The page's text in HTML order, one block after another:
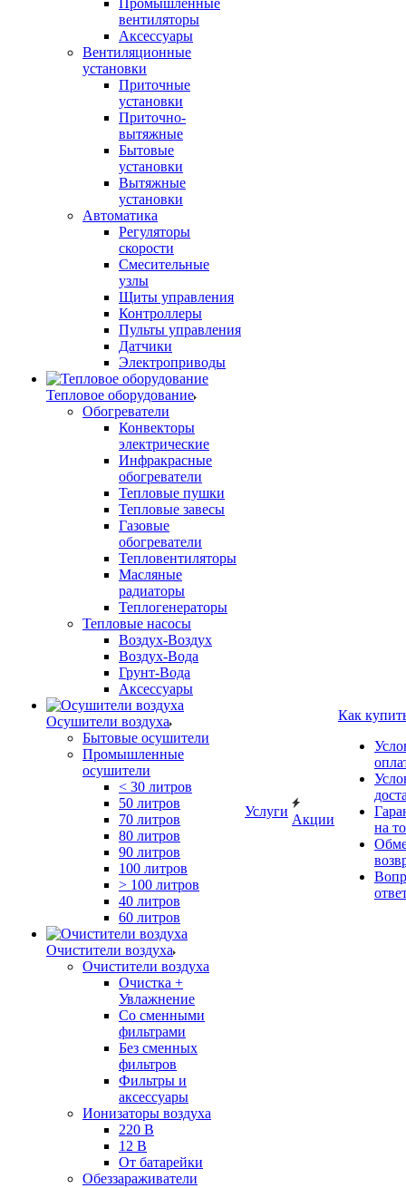
Промышленные
вентиляторы
Аксессуары
Вентиляционные
установки
Приточные
установки
Приточно-
вытяжные
Бытовые
установки
Вытяжные
установки
Автоматика
Регуляторы
скорости
Смесительные
узлы
Щиты управления
Контроллеры
Пульты управления
Датчики
Электроприводы
Тепловое оборудование
Обогреватели
Конвекторы
электрические
Инфракрасные
обогреватели
Тепловые пушки
Тепловые завесы
Газовые
обогреватели
Тепловентиляторы
Масляные
радиаторы
Теплогенераторы
Тепловые насосы
Воздух-Воздух
Воздух-Вода
Грунт-Вода
Аксессуары
Осушители воздуха
Бытовые осушители
Промышленные
осушители
< 30 литров
50 литров
70 литров
80 литров
90 литров
100 литров
> 100 литров
40 литров
60 литров
Очистители воздуха
Очистители воздуха
Очистка +
Увлажнение
Cо сменными
фильтрами
Без сменных
фильтров
Фильтры и
аксессуары
Ионизаторы воздуха
220 В
12 В
От батарейки
Обеззараживатели
Услуги
Акции
Как
на